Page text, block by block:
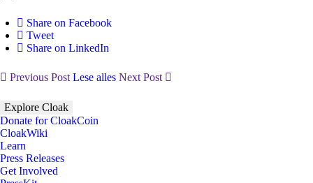
Share on Facebook
Tweet
Share on LinkedIn
Previous Post Lese alles Next Post
Explore Cloak
Donate for CloakCoin
CloakWiki
Learn
Press Releases
Get Involved